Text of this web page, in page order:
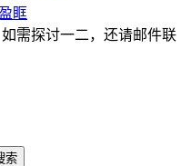
眶
需探讨一二，还请邮件联